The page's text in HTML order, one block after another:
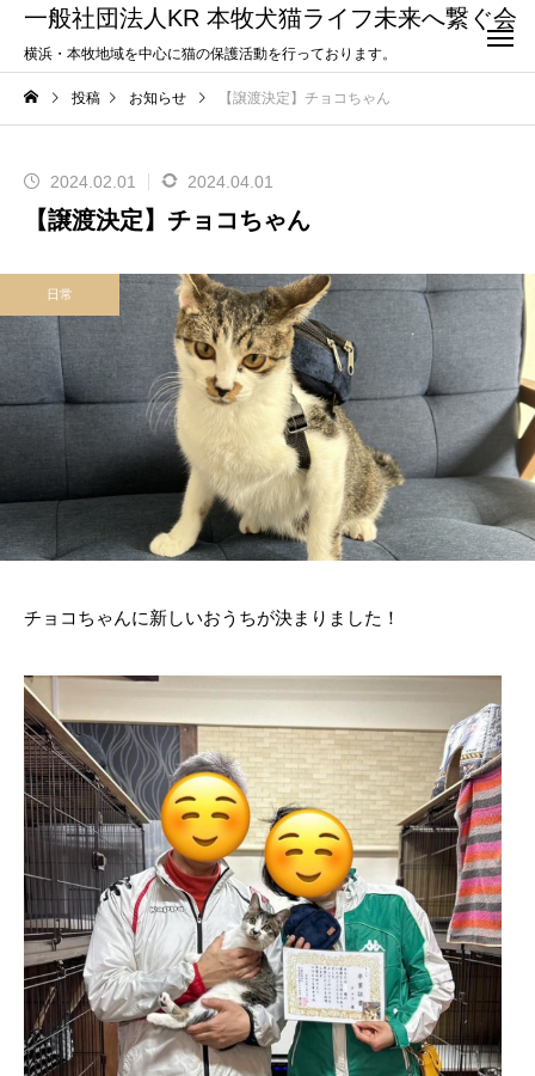
一般社団法人KR 本牧犬猫ライフ未来へ繋ぐ会
横浜・本牧地域を中心に猫の保護活動を行っております。
投稿 お知らせ 【譲渡決定】チョコちゃん
2024.02.01 2024.04.01
【譲渡決定】チョコちゃん
日常
チョコちゃんに新しいおうちが決まりました！